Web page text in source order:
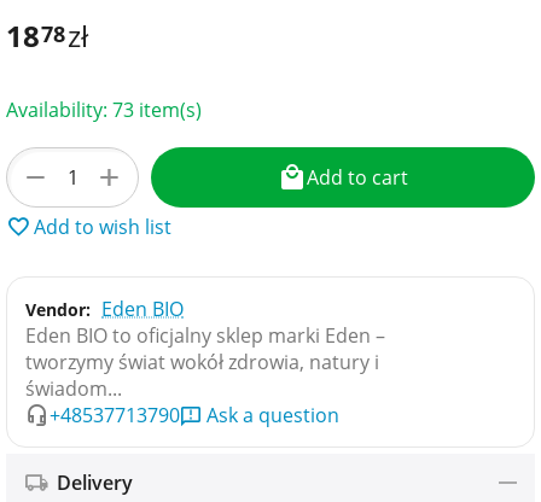
1878zł
Availability: 73 item(s)
+
−
Add to cart
Add to wish list
Vendor: Eden BIO
Eden BIO to oficjalny sklep marki Eden –
tworzymy świat wokół zdrowia, natury i
świadom...
+48537713790
Ask a question
Delivery